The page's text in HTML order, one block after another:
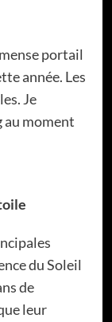
portail
année. Les
Je
au moment
du Soleil
de
leur